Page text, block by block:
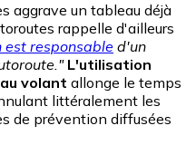
aggrave un tableau déjà
rappelle d'ailleurs
responsable d'un
L'utilisation
volant allonge le temps
littéralement les
de prévention diffusées